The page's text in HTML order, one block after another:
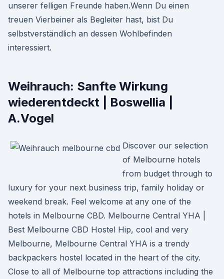
unserer felligen Freunde haben.Wenn Du einen
treuen Vierbeiner als Begleiter hast, bist Du
selbstverständlich an dessen Wohlbefinden
interessiert.
Weihrauch: Sanfte Wirkung
wiederentdeckt | Boswellia |
A.Vogel
Discover our selection
of Melbourne hotels
from budget through to
luxury for your next business trip, family holiday or
weekend break. Feel welcome at any one of the
hotels in Melbourne CBD. Melbourne Central YHA |
Best Melbourne CBD Hostel Hip, cool and very
Melbourne, Melbourne Central YHA is a trendy
backpackers hostel located in the heart of the city.
Close to all of Melbourne top attractions including the